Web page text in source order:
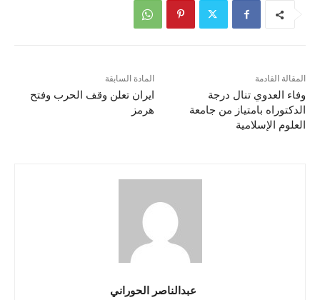
المادة السابقة
ايران تعلن وقف الحرب وفتح
هرمز
المقالة القادمة
وفاء العدوي تنال درجة
الدكتوراه بامتياز من جامعة
العلوم الإسلامية
عبدالناصر الحوراني